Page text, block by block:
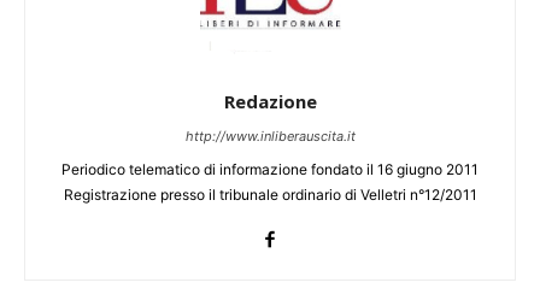
Redazione
http://www.inliberauscita.it
Periodico telematico di informazione fondato il 16 giugno 2011
Registrazione presso il tribunale ordinario di Velletri n°12/2011